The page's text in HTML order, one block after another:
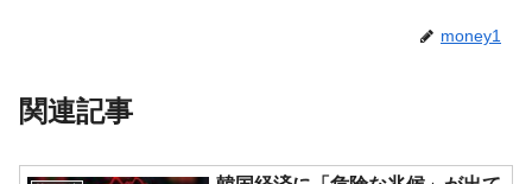
money1
関連記事